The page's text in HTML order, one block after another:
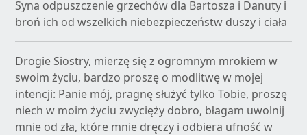
Syna odpuszczenie grzechów dla Bartosza i Danuty i
broń ich od wszelkich niebezpieczeństw duszy i ciała
Drogie Siostry, mierzę się z ogromnym mrokiem w
swoim życiu, bardzo proszę o modlitwę w mojej
intencji: Panie mój, pragnę służyć tylko Tobie, proszę
niech w moim życiu zwycięży dobro, błagam uwolnij
mnie od zła, które mnie dręczy i odbiera ufność w